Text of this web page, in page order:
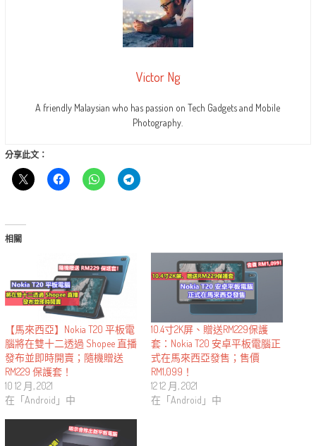
Victor Ng
A friendly Malaysian who has passion on Tech Gadgets and Mobile
Photography.
分享此文：
相關
【馬來西亞】Nokia T20 平板電
腦將在雙十二透過 Shopee 直播
發布並即時開賣；隨機贈送
RM229 保護套！
10 12 月, 2021
在「Android」中
10.4寸2K屏、贈送RM229保護
套：Nokia T20 安卓平板電腦正
式在馬來西亞發售；售價
RM1,099！
12 12 月, 2021
在「Android」中